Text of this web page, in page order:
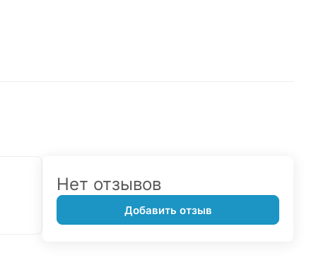
Нет отзывов
Добавить отзыв